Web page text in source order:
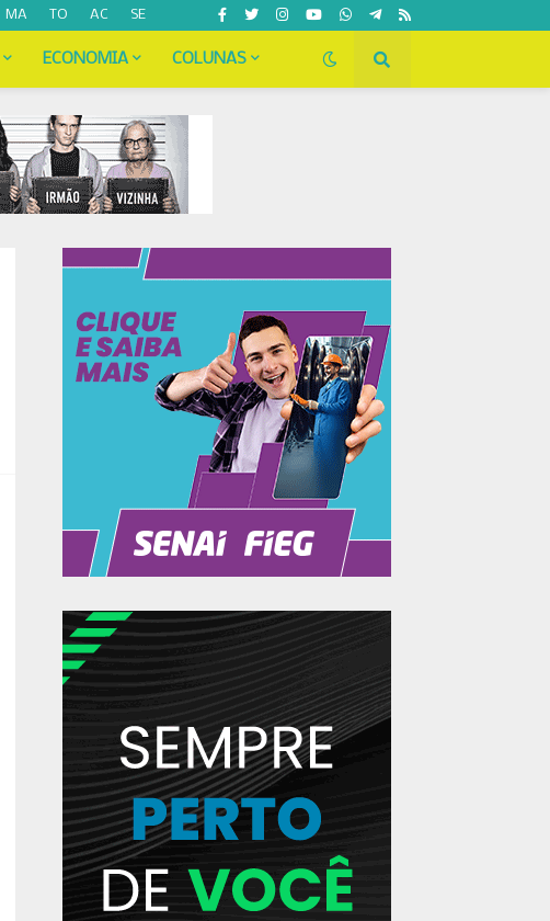
MA TO AC SE
ECONOMIA COLUNAS